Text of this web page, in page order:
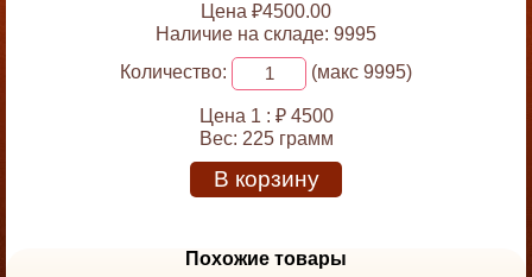
Цена ₽4500.00
Наличие на складе: 9995
Количество:
(макс 9995)
Цена 1 : ₽ 4500
Вес: 225 грамм
В корзину
Похожие товары